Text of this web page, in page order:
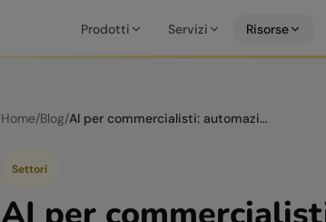
Prodotti Servizi Risorse
Home/Blog/ AI per commercialisti: automazione e gestione clienti
Settori